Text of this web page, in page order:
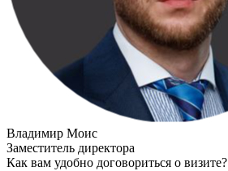
Владимир Моис
Заместитель директора
Как вам удобно договориться о визите?